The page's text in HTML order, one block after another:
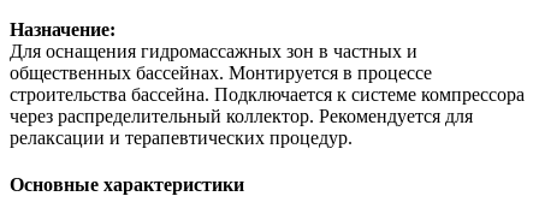
Назначение:
Для оснащения гидромассажных зон в частных и
общественных бассейнах. Монтируется в процессе
строительства бассейна. Подключается к системе компрессора
через распределительный коллектор. Рекомендуется для
релаксации и терапевтических процедур.
Основные характеристики